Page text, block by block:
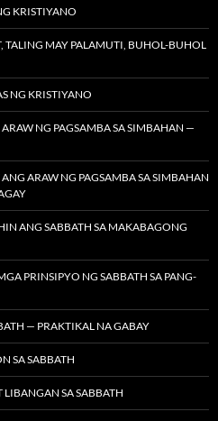
KRISTIYANO
TALING MAY PALAMUTI, BUHOL-BUHOL
NG KRISTIYANO
NG PAGSAMBA SA SIMBAHAN —
ARAW NG PAGSAMBA SA SIMBAHAN
ANG SABBATH SA MAKABAGONG
PRINSIPYO NG SABBATH SA PANG-
— PRAKTIKAL NA GABAY
SA SABBATH
SA SABBATH